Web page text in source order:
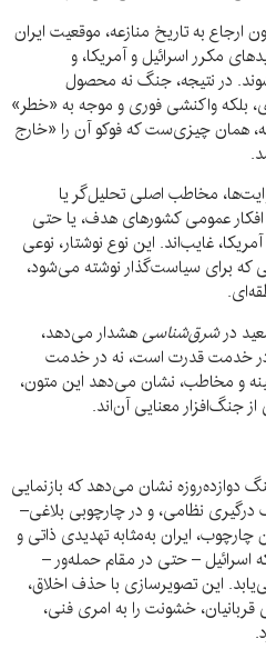
به تاریخ منازعه، موقعیت ایران
مکرر اسرائیل و آمریکا، و
در نتیجه، جنگ نه محصول
بلکه واکنشی فوری و موجه به «خطر»
همان چیزی‌ست که فوکو آن را «خارج
مخاطب اصلی تحلیل‌گر یا
عمومی کشورهای هدف، یا حتی
غایب‌اند. این نوع نوشتار، نوعی
که برای سیاست‌گذار نوشته می‌شود،
درشرق‌شناسیهشدار می‌دهد،
خدمت قدرت است، نه در خدمت
و مخاطب، نشان می‌دهد این متون،
جنگ‌افزار معنایی آن‌اند.
دوازده‌روزه نشان می‌دهد که بازنمایی
نظامی، و در چارچوبی بلاغی–
ایران به‌مثابه تهدیدی ذاتی و
اسرائیل – حتی در مقام حمله‌ور –
این تصویرسازی با حذف اخلاق،
خشونت را به امری فنی،